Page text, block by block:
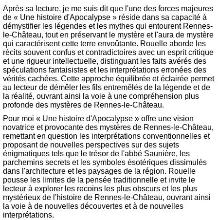
Après sa lecture, je me suis dit que l'une des forces majeures
de « Une histoire d'Apocalypse » réside dans sa capacité à
démystifier les légendes et les mythes qui entourent Rennes-
le-Château, tout en préservant le mystère et l'aura de mystère
qui caractérisent cette terre envoûtante. Rouelle aborde les
récits souvent confus et contradictoires avec un esprit critique
et une rigueur intellectuelle, distinguant les faits avérés des
spéculations fantaisistes et les interprétations erronées des
vérités cachées. Cette approche équilibrée et éclairée permet
au lecteur de démêler les fils entremêlés de la légende et de
la réalité, ouvrant ainsi la voie à une compréhension plus
profonde des mystères de Rennes-le-Château.
Pour moi « Une histoire d'Apocalypse » offre une vision
novatrice et provocante des mystères de Rennes-le-Château,
remettant en question les interprétations conventionnelles et
proposant de nouvelles perspectives sur des sujets
énigmatiques tels que le trésor de l'abbé Saunière, les
parchemins secrets et les symboles ésotériques dissimulés
dans l'architecture et les paysages de la région. Rouelle
pousse les limites de la pensée traditionnelle et invite le
lecteur à explorer les recoins les plus obscurs et les plus
mystérieux de l'histoire de Rennes-le-Château, ouvrant ainsi
la voie à de nouvelles découvertes et à de nouvelles
interprétations.